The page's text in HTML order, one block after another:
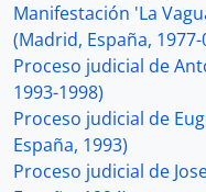
Manifestación 'La
(Madrid, España, 1977-
Proceso judicial de
1993-1998)
Proceso judicial de
España, 1993)
Proceso judicial de